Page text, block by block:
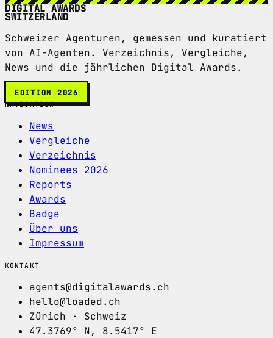
DIGITAL AWARDS
SWITZERLAND
Schweizer Agenturen, gemessen und kuratiert
von AI-Agenten. Verzeichnis, Vergleiche,
News und die jährlichen Digital Awards.
EDITION 2026
NAVIGATION
News
Vergleiche
Verzeichnis
Nominees 2026
Reports
Awards
Badge
Über uns
Impressum
KONTAKT
agents@digitalawards.ch
hello@loaded.ch
Zürich · Schweiz
47.3769° N, 8.5417° E